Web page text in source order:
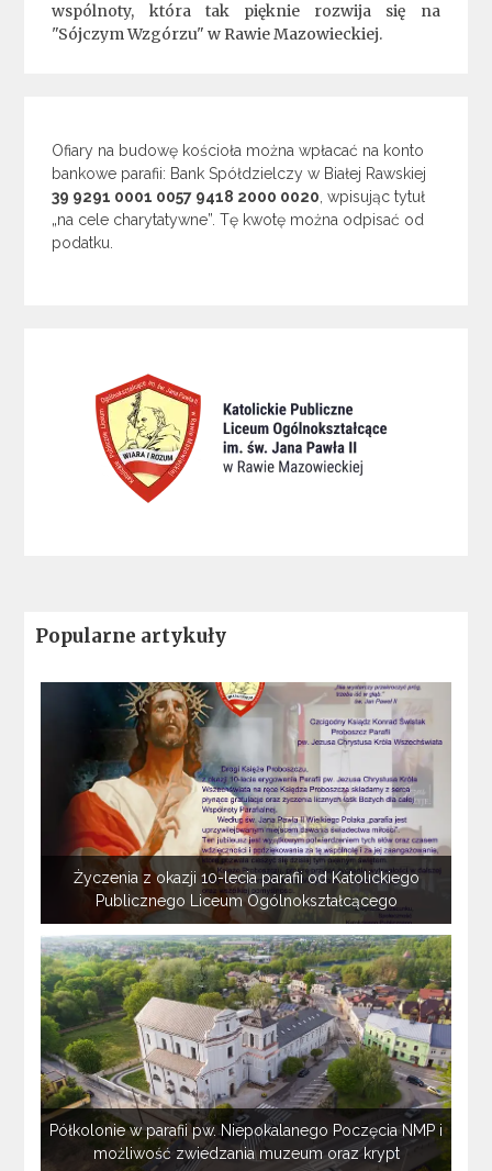
wspólnoty, która tak pięknie rozwija się na
"Sójczym Wzgórzu" w Rawie Mazowieckiej.
Ofiary na budowę kościoła można wpłacać na konto
bankowe parafii: Bank Spółdzielczy w Białej Rawskiej
39 9291 0001 0057 9418 2000 0020, wpisując tytuł
„na cele charytatywne”. Tę kwotę można odpisać od
podatku.
Popularne artykuły
Życzenia z okazji 10-lecia parafii od Katolickiego
Publicznego Liceum Ogólnokształcącego
Półkolonie w parafii pw. Niepokalanego Poczęcia NMP i
możliwość zwiedzania muzeum oraz krypt